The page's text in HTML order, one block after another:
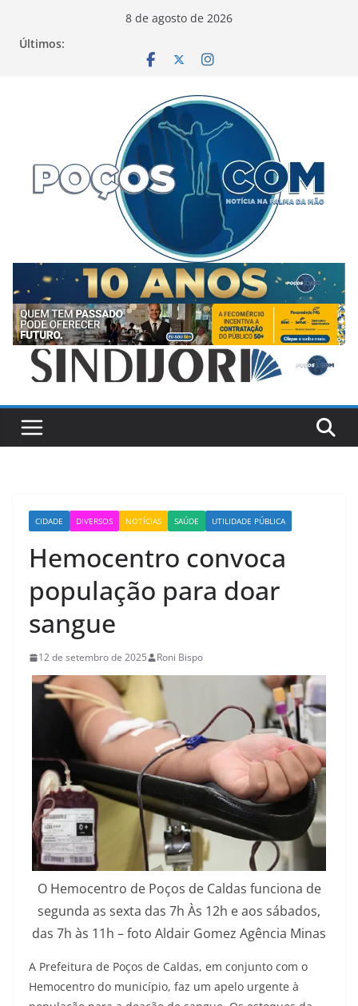
8 de agosto de 2026
Últimos:
CIDADE DIVERSOS NOTÍCIAS SAÚDE UTILIDADE PÚBLICA
Hemocentro convoca
população para doar
sangue
12 de setembro de 2025 Roni Bispo
O Hemocentro de Poços de Caldas funciona de
segunda as sexta das 7h Às 12h e aos sábados,
das 7h às 11h – foto Aldair Gomez Agência Minas
A Prefeitura de Poços de Caldas, em conjunto com o
Hemocentro do município, faz um apelo urgente à